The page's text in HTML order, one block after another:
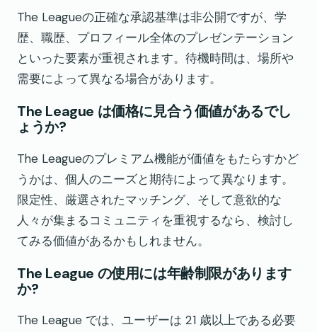
The Leagueの正確な承認基準は非公開ですが、学
歴、職歴、プロフィール全体のプレゼンテーション
といった要素が重視されます。待機時間は、場所や
需要によって異なる場合があります。
The League は価格に見合う価値があるでし
ょうか?
The Leagueのプレミアム機能が価値をもたらすかど
うかは、個人のニーズと期待によって異なります。
限定性、厳選されたマッチング、そして意欲的な
人々が集まるコミュニティを重視するなら、検討し
てみる価値があるかもしれません。
The League の使用には年齢制限があります
か?
The League では、ユーザーは 21 歳以上である必要